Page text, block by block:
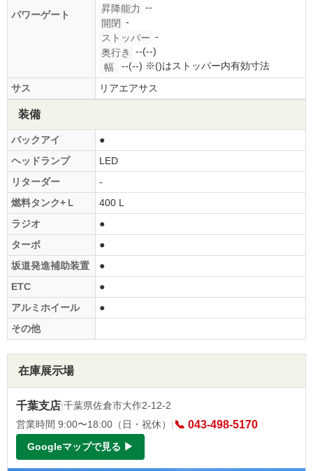
パワーゲート
昇降能力 --
開閉 -
ストッパー -
奥行き
--(--)
幅
--(--) ※()はストッパー内有効寸法
サス
リアエアサス
装備
バックアイ
●
ヘッドランプ
LED
リターダー
-
燃料タンク+Ｌ
400 L
ラジオ
●
ターボ
●
坂道発進補助装置
●
ETC
●
アルミホイール
●
その他
在庫展示場
千葉支店|千葉県佐倉市大作2-12-2
営業時間 9:00〜18:00（日・祝休） | 📞 043-498-5170
Googleマップで見る ▶